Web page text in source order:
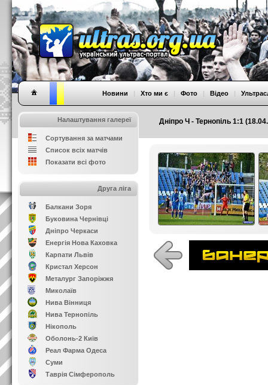
Дніпро Ч - Тернопіль 1:1
Новини | Хто ми є | Фото | Відео |
Налаштування галереї
Сортування за матчами
Список всіх матчів
Показати всі фото
Друга ліга
Балкани Зоря
Буковина Чернівці
Дніпро Черкаси
Енергія Нова Каховка
Карпати Львів
Кристал Херсон
Металург Запоріжжя
Миколаїв
Нива Вінниця
Нива Тернопіль
Нікополь
Оболонь-2 Київ
Реал Фарма Одеса
Суми
Таврія Сімферополь